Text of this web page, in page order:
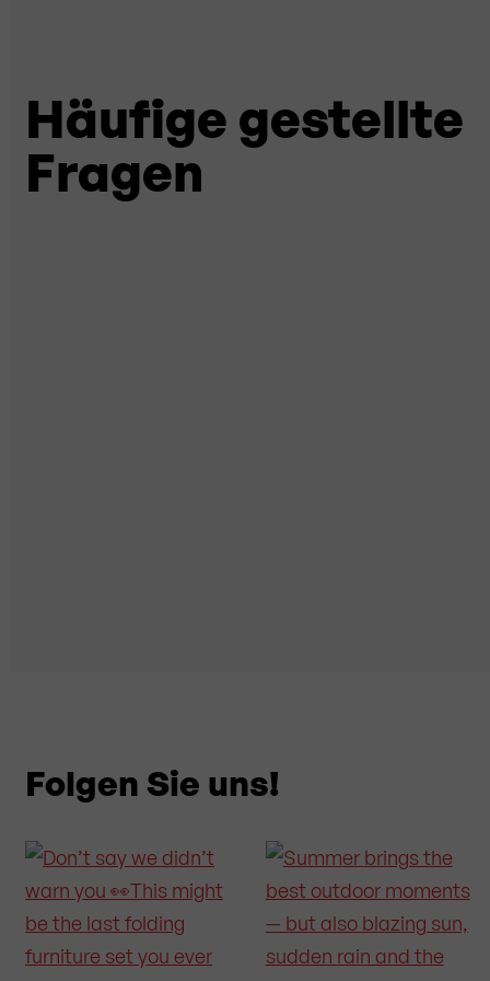
Häufige gestellte
Fragen
Folgen Sie uns!